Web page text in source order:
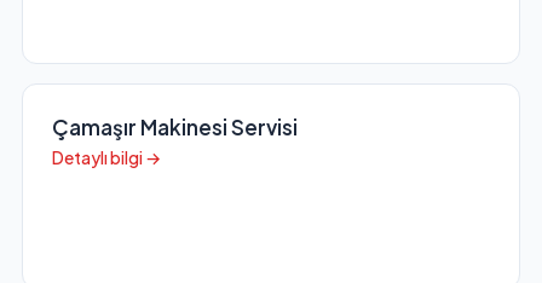
Çamaşır Makinesi Servisi
Detaylı bilgi →